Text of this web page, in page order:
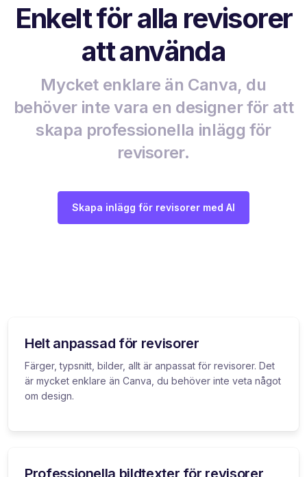
Enkelt för alla revisorer
att använda
Mycket enklare än Canva, du
behöver inte vara en designer för att
skapa professionella inlägg för
revisorer.
Skapa inlägg för revisorer med AI
Helt anpassad för revisorer
Färger, typsnitt, bilder, allt är anpassat för revisorer. Det
är mycket enklare än Canva, du behöver inte veta något
om design.
Professionella bildtexter för revisorer